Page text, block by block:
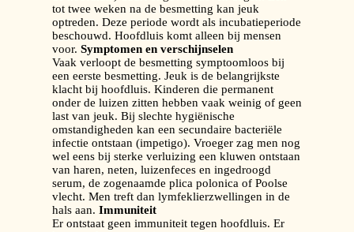
tot twee weken na de besmetting kan jeuk
optreden. Deze periode wordt als incubatieperiode
beschouwd. Hoofdluis komt alleen bij mensen
voor. Symptomen en verschijnselen
Vaak verloopt de besmetting symptoomloos bij
een eerste besmetting. Jeuk is de belangrijkste
klacht bij hoofdluis. Kinderen die permanent
onder de luizen zitten hebben vaak weinig of geen
last van jeuk. Bij slechte hygiënische
omstandigheden kan een secundaire bacteriële
infectie ontstaan (impetigo). Vroeger zag men nog
wel eens bij sterke verluizing een kluwen ontstaan
van haren, neten, luizenfeces en ingedroogd
serum, de zogenaamde plica polonica of Poolse
vlecht. Men treft dan lymfeklierzwellingen in de
hals aan. Immuniteit
Er ontstaat geen immuniteit tegen hoofdluis. Er